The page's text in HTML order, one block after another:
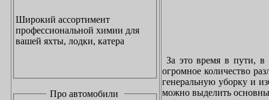
Широкий ассортимент
профессиональной химии для
вашей яхты, лодки, катера
Про автомобили
За это время в пути,
огромное количество
генеральную уборку и
можно выделить